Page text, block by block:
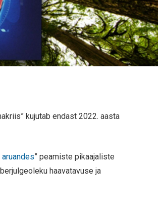
kujutab endast 2022. aasta
” peamiste pikaajaliste
haavatavuse ja